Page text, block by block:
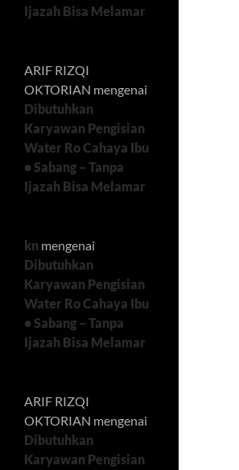
Ijazah Bisa Melamar
ARIF RIZQI
OKTORIAN mengenai
Dibutuhkan
Karyawan Pengisian
Water Ro Cahaya Ibu
• Sabang – Tanpa
Ijazah Bisa Melamar
kn mengenai
Dibutuhkan
Karyawan Pengisian
Water Ro Cahaya Ibu
• Sabang – Tanpa
Ijazah Bisa Melamar
ARIF RIZQI
OKTORIAN mengenai
Dibutuhkan
Karyawan Pengisian